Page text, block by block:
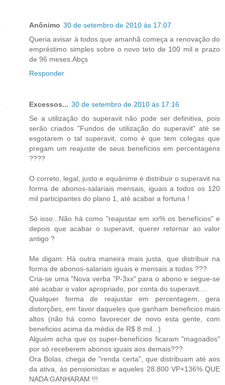
Anônimo 30 de setembro de 2010 às 17:07
Queria avisar à todos que amanhã começa a renovação do
empréstimo simples sobre o novo teto de 100 mil e prazo
de 96 meses.Abçs
Responder
Excessos... 30 de setembro de 2010 às 17:16
Se a utilização do superavit não pode ser definitiva, pois
serão criados "Fundos de utilização do superavit" até se
esgotarem o tal superavit, como é que tem colegas que
pregam um reajuste de seus benefícios em percentagens
????
O correto, legal, justo e equânime é distribuir o superavit na
forma de abonos-salariais mensais, iguais a todos os 120
mil participantes do plano 1, até acabar a fortuna !
Só isso...Não há como "reajustar em xx% os benefícios" e
depois que acabar o superavit, querer retornar ao valor
antigo ?
Me digam: Há outra maneira mais justa, que distribuir na
forma de abonos-salariais iguais e mensais a todos ???
Cria-se uma "Nova verba "P-3xx" para o abono e segue-se
até acabar o valor apropriado, por conta do superavit....
Qualquer forma de reajustar em percentagem, gera
distorções, em favor daqueles que ganham beneficios mais
altos (não há como favorecer de novo esta gente, com
beneficios acima da média de R$ 8 mil...)
Alguém acha que os super-benefícios ficaram "magoados"
por só receberem abonos iguais aos demais???
Ora Bolas, chega de "renda certa", que distribuam até aos
da ativa, às pensionistas e aqueles 28.800 VP+136% QUE
NADA GANHARAM !!!